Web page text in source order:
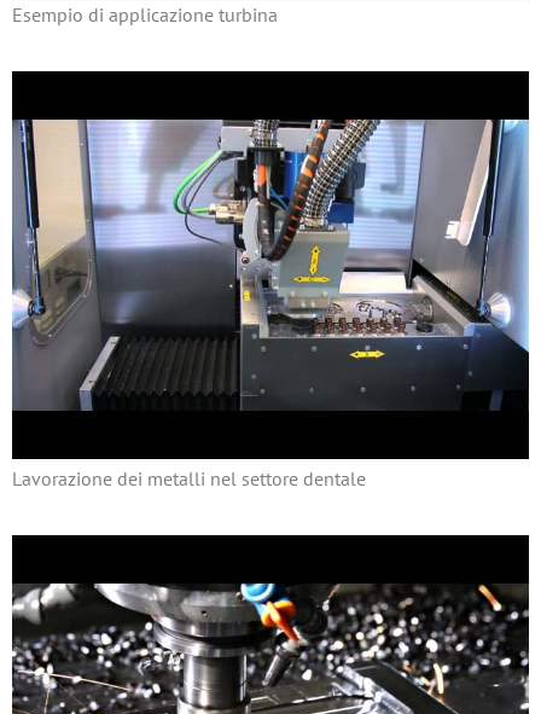
Esempio di applicazione turbina
Lavorazione dei metalli nel settore dentale